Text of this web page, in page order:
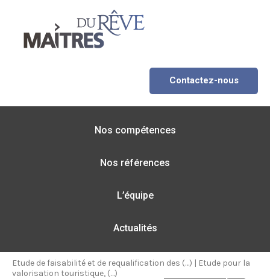
Contactez-nous
Nos compétences
Nos références
L’équipe
Actualités
Etude de faisabilité et de requalification des (…) | Etude pour la
valorisation touristique, (…)